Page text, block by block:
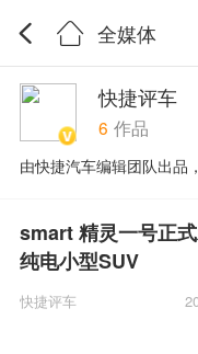
全媒体
快捷评车
6 作品
由快捷汽车编辑团队出品
smart 精灵一号正
纯电小型SUV
快捷评车